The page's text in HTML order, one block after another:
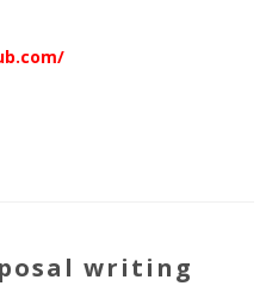
writing